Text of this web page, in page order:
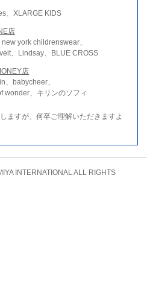
、XLARGE KIDS
店
york childrenswear、
、Lindsay、BLUE CROSS
店
、babycheer、
wonder、キリンのソフィ
ますが、何卒ご理解いただきますよ